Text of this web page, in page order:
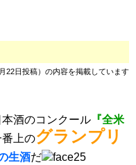
22日投稿）の内容を掲載しています
酒のコンクール 『全米
上のグランプリ
生酒だ